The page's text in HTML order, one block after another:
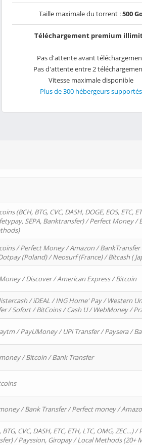
Taille maximale du torrent :500
Téléchargement premium
Pas d'attente avant
Pas d'attente entre 2
Vitesse maximale disponible
Plus de 300 hébergeurs supportés
(BCH, BTG, CVC, DASH, DOGE, EOS, ETC,
SEPA, Banktransfer) / Perfect Money
/ Perfect Money / Amazon /
(Poland) / Neosurf (France) / Bitcash (
/ Discover / American Express / Bitcoin
/ iDEAL / ING Home' Pay / Western
/ Sofort / BitCoins / Cash U / WebMoney /
/ PayUMoney / UPi Transfer / Paysera /
/ Bitcoin / Bank Transfer
/ Bank Transfer / Perfect money /
CVC, DASH, ETC, ETH, LTC, OMG, ZEC…)
/ Payssion, Giropay / Local Methods (20+